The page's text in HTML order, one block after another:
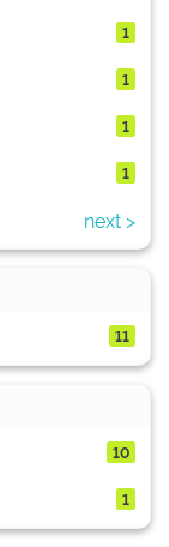
1
1
1
1
next >
11
10
1